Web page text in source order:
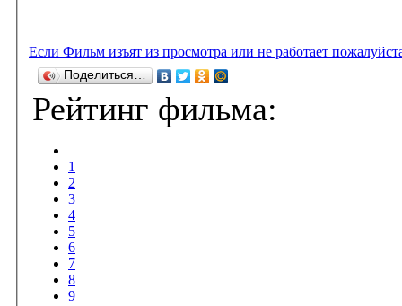
Если Фильм изъят из просмотра или не работает
Поделиться…
Рейтинг фильма:
1
2
3
4
5
6
7
8
9